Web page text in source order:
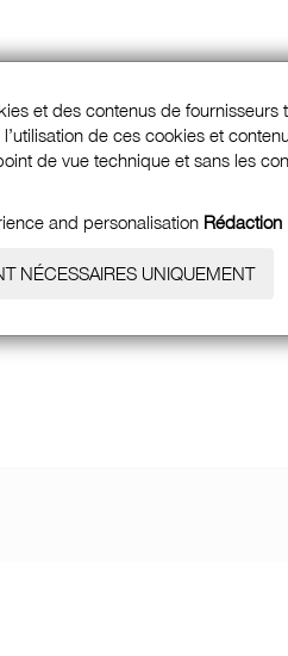
et des contenus de
de ces cookies et
de vue technique et sans les
and personalisation Rédaction
NÉCESSAIRES UNIQUEMENT